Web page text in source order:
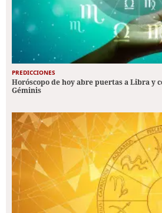
PREDICCIONES
Horóscopo de hoy abre puertas a Libra y
Géminis